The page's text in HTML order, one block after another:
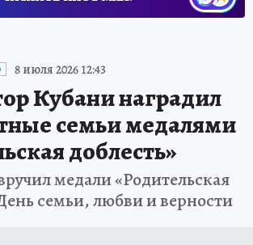
8 июля 2026 12:43
Кубани наградил
семьи медалями
доблесть»
медали «Родительская
семьи, любви и верности